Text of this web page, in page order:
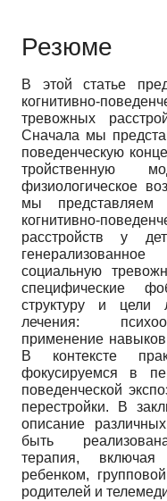
Резюме
В этой статье
когнитивно-
тревожных
Сначала мы
поведенческую
тройственную
физиологическое
мы представляем
когнитивно-
расстройств у
социальную
специфические
структуру и цели
лечения:
применение
В контексте
фокусируемся в
поведенческой
перестройки. В
описание
быть
терапия,
ребенком,
родителей и